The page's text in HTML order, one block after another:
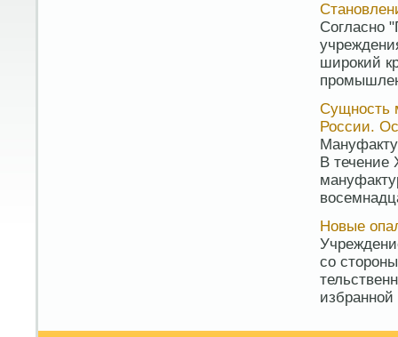
Согласно
широкий
Сущность
России.
В течение
Новые
со